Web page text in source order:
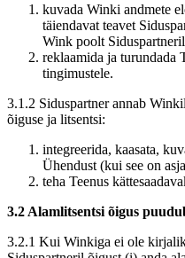
kuvada Winki andmete
täiendavat teavet
Wink poolt
reklaamida ja turundada
tingimustele.
3.1.2 Siduspartner annab
õiguse ja litsentsi:
integreerida, kaasata,
Ühendust (kui see on
teha Teenus
3.2 Alamlitsentsi õigus
3.2.1 Kui Winkiga ei ole